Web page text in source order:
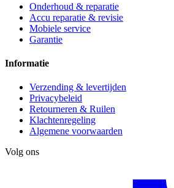
Onderhoud & reparatie
Accu reparatie & revisie
Mobiele service
Garantie
Informatie
Verzending & levertijden
Privacybeleid
Retourneren & Ruilen
Klachtenregeling
Algemene voorwaarden
Volg ons